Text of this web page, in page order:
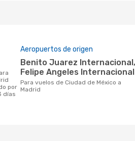
por
días
Aeropuertos de origen
Benito Juarez Internacional,
Felipe Angeles Internacional
Para vuelos de Ciudad de México a
Madrid